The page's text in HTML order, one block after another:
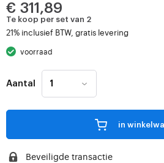
€ 311,89
Te koop per set van 2
21% inclusief BTW, gratis levering
voorraad
Aantal
in
Beveiligde transactie